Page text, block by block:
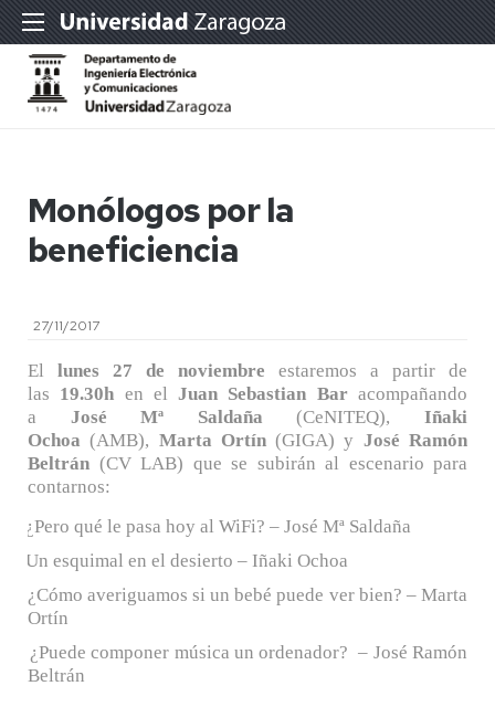
Monólogos por la
beneficiencia
27/11/2017
El lunes 27 de noviembre estaremos a partir de
las 19.30h en elJuan Sebastian Baracompañando
a José Mª Saldaña (CeNITEQ), Iñaki
Ochoa (AMB), Marta Ortín(GIGA) y José Ramón
Beltrán (CV LAB) que se subirán al escenario para
contarnos:
¿Pero qué le pasa hoy al WiFi? – José Mª Saldaña
Un esquimal en el desierto – Iñaki Ochoa
¿Cómo averiguamos si un bebé puede ver bien? – Marta
Ortín
¿Puede componer música un ordenador? – José Ramón
Beltrán